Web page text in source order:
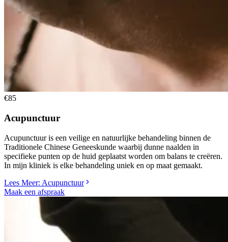
€85
Acupunctuur
Acupunctuur is een veilige en natuurlijke behandeling binnen de
Traditionele Chinese Geneeskunde waarbij dunne naalden in
specifieke punten op de huid geplaatst worden om balans te creëren.
In mijn kliniek is elke behandeling uniek en op maat gemaakt.
Lees Meer: Acupunctuur
Maak een afspraak